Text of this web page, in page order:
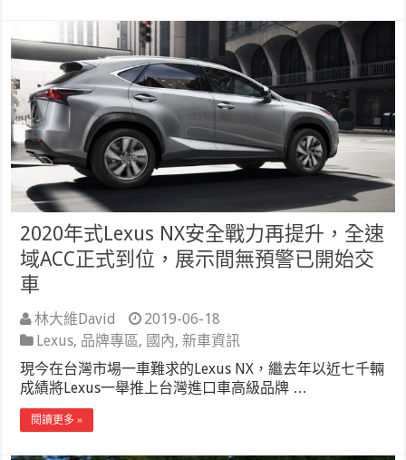
2020年式Lexus NX安全戰力再提升，全速
域ACC正式到位，展示間無預警已開始交
車
林大維David
2019-06-18
Lexus, 品牌專區, 國內,新車資訊
現今在台灣市場一車難求的Lexus NX，繼去年以近七千輛
成績將Lexus一舉推上台灣進口車高級品牌 …
閱讀更多 »